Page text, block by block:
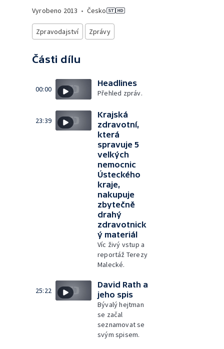
Vyrobeno 2013 • Česko
Zpravodajství Zprávy
Části dílu
00:00
Headlines
Přehled zpráv.
23:39
Krajská
zdravotní,
která
spravuje 5
velkých
nemocnic
Ústeckého
kraje,
nakupuje
zbytečně
drahý
zdravotnick
ý materiál
Víc živý vstup a
reportáž Terezy
Malecké.
25:22
David Rath a
jeho spis
Bývalý hejtman
se začal
seznamovat se
svým spisem.